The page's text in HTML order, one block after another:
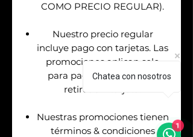
COMO PRECIO REGULAR).
Nuestro precio regular
incluye pago con tarjetas. Las
promociones aplican solo
para pagos en efectivo &
retiros sin tarjeta.
Nuestras promociones tienen
términos & condiciones
Chatea con nosotros
1